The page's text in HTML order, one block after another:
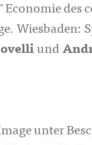
Wiesbaden:
und
unter